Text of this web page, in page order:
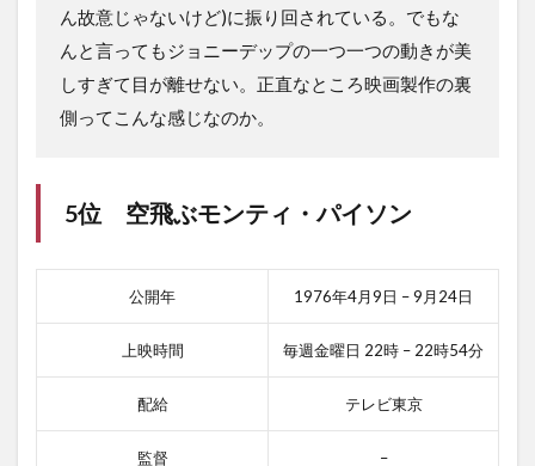
ん故意じゃないけど)に振り回されている。でもな
んと言ってもジョニーデップの一つ一つの動きが美
しすぎて目が離せない。正直なところ映画製作の裏
側ってこんな感じなのか。
5位 空飛ぶモンティ・パイソン
公開年 1976年4月9日 – 9月24日
上映時間 毎週金曜日 22時 – 22時54分
配給 テレビ東京
監督 –